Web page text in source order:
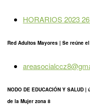
HORARIOS 2023
Red Adultos Mayores | Se reúne el
NODO DE EDUCACIÓN Y SALUD |
de la Mujer zona 8